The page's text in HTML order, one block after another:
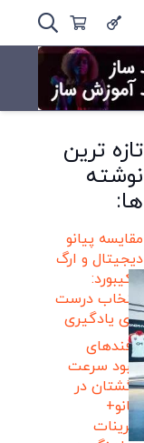
تازه ترین
نوشته
ها:
مقایسه پیانو
دیجیتال و ارگ
و کیبورد:
انتخاب درست
برای یادگیری
ترفندهای
بهبود سرعت
انگشتان در
پیانو+
تمرینات